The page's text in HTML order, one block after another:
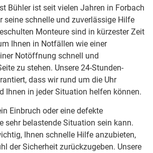
Bühler ist seit vielen Jahren in Forbach
seine schnelle und zuverlässige Hilfe
Monteure sind in kürzester Zeit
Ihnen in Notfällen wie einer
Notöffnung schnell und
zu stehen. Unsere 24-Stunden-
dass wir rund um die Uhr
Ihnen in jeder Situation helfen können.
Einbruch oder eine defekte
sehr belastende Situation sein kann.
Ihnen schnelle Hilfe anzubieten,
der Sicherheit zurückzugeben. Unsere